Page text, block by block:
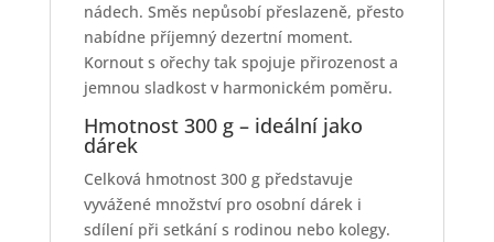
nádech. Směs nepůsobí přeslazeně, přesto
nabídne příjemný dezertní moment.
Kornout s ořechy tak spojuje přirozenost a
jemnou sladkost v harmonickém poměru.
Hmotnost 300 g – ideální jako
dárek
Celková hmotnost 300 g představuje
vyvážené množství pro osobní dárek i
sdílení při setkání s rodinou nebo kolegy.